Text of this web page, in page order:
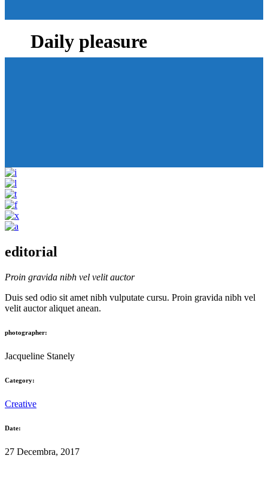
Daily pleasure
editorial
Proin gravida nibh vel velit auctor
Duis sed odio sit amet nibh vulputate cursu. Proin gravida nibh vel
velit auctor aliquet anean.
photographer:
Jacqueline Stanely
Category:
Creative
Date:
27 Decembra, 2017